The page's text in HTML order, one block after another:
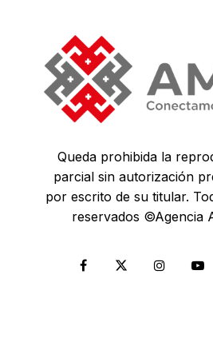
Queda prohibida la
parcial sin autorización
por escrito de su titular.
reservados ©Agencia